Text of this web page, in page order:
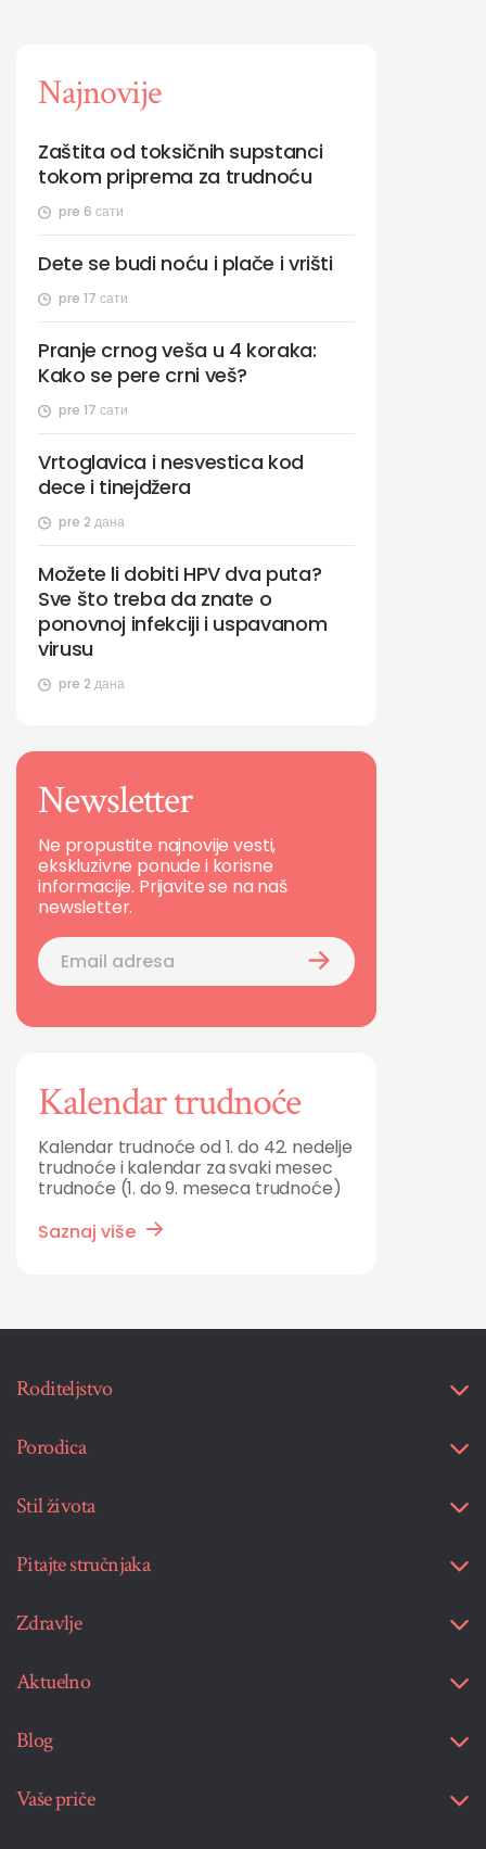
Najnovije
pre 6 сати
Zaštita od toksičnih supstanci
tokom priprema za trudnoću
pre 17 сати
Dete se budi noću i plače i vrišti
pre 17 сати
Pranje crnog veša u 4 koraka:
Kako se pere crni veš?
pre 2 дана
Vrtoglavica i nesvestica kod
dece i tinejdžera
pre 2 дана
Možete li dobiti HPV dva puta?
Sve što treba da znate o
ponovnoj infekciji i uspavanom
virusu
Newsletter
Ne propustite najnovije vesti,
ekskluzivne ponude i korisne
informacije. Prijavite se na naš
newsletter.
Kalendar trudnoće
Kalendar trudnoće od 1. do 42. nedelje
trudnoće i kalendar za svaki mesec
trudnoće (1. do 9. meseca trudnoće)
Saznaj više
Roditeljstvo
Porodica
Stil života
Pitajte stručnjaka
Zdravlje
Aktuelno
Blog
Vaše priče